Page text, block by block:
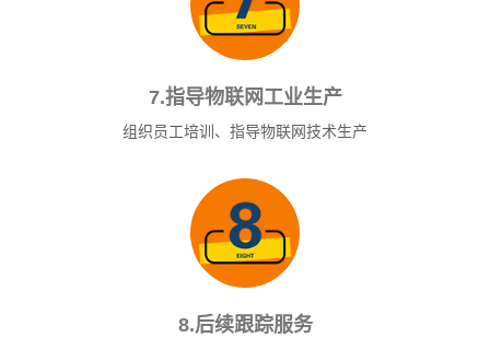
7.指导物联网工业生产
组织员工培训、指导物联网技术生产
8.后续跟踪服务